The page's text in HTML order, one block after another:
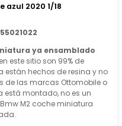
azul 2020 1/18
ya ensamblado
este sitio son 99% de
están hechos de resina y no
de las marcas Ottomobile o
está montado, no es un
M2 coche miniatura